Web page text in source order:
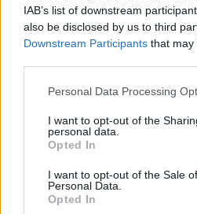
IAB’s list of downstream
also be disclosed by us to third
Downstream Participants that may
Personal Data Processing
I want to opt-out of the
personal data.
Opted In
I want to opt-out of the Sale
Personal Data.
Opted In
α λάιφσταϊλ με κομψότητα
με τον ελληνικό τρόπο